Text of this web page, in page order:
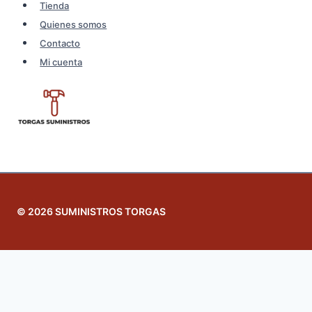
Tienda
Quienes somos
Contacto
Mi cuenta
© 2026 SUMINISTROS TORGAS